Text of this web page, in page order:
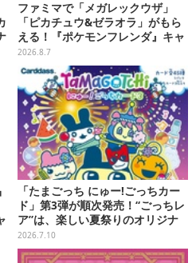
ファミマで「メガレックウザ」
「ピカチュウ&ゼラオラ」がもら
える！『ポケモンフレンダ』キャ
ンペーンが8月11日開始
2026.8.7
「たまごっち にゅー!ごっちカー
ド」第3弾が順次発売！“ごっちレ
ア”は、楽しい夏祭りのオリジナ
ルアートに
2026.7.10